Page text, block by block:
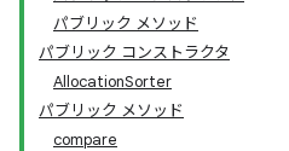
パブリック メソッド
パブリック コンストラクタ
AllocationSorter
パブリック メソッド
compare